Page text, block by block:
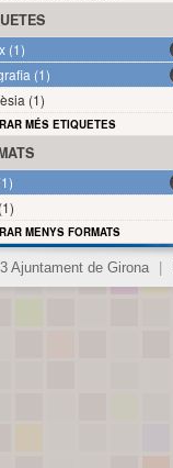
(1)
(1)
(1)
MÉS ETIQUETES
MENYS FORMATS
Ajuntament de Girona